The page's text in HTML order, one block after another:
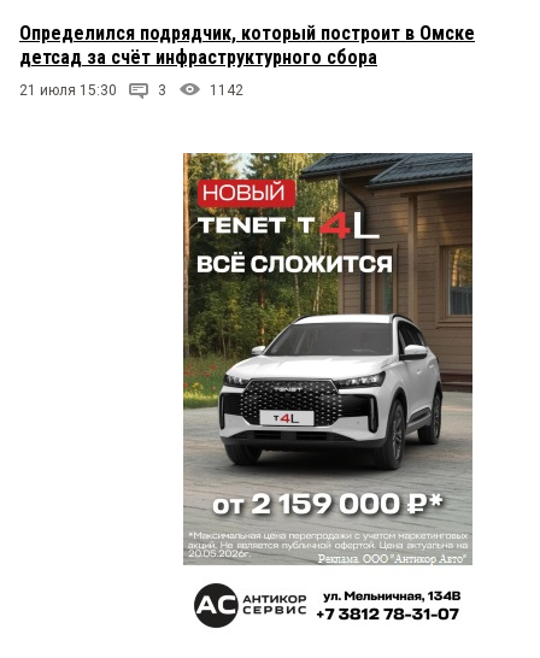
Определился подрядчик, который построит в Омске
детсад за счёт инфраструктурного сбора
21 июля 15:30 3 1142